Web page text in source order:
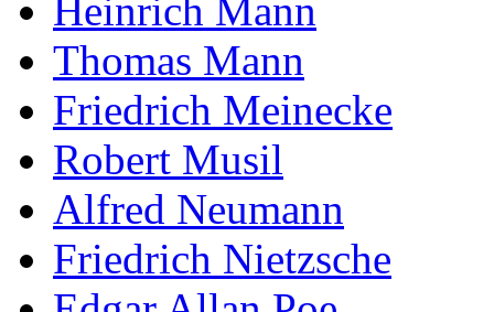
Heinrich Mann
Thomas Mann
Friedrich Meinecke
Robert Musil
Alfred Neumann
Friedrich Nietzsche